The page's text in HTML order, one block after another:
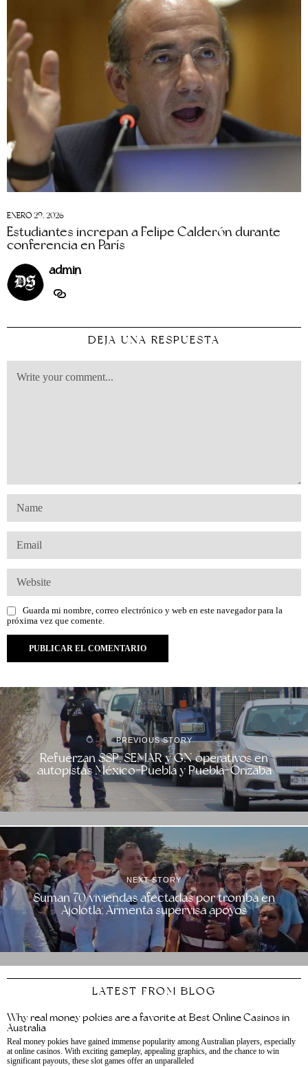
ENERO 29, 2026
Estudiantes increpan a Felipe Calderón durante
conferencia en París
admin
DEJA UNA RESPUESTA
Guarda mi nombre, correo electrónico y web en este navegador para la
próxima vez que comente.
PREVIOUS STORY
Refuerzan SSP, SEMAR y GN operativos en
autopistas México-Puebla y Puebla-Orizaba
NEXT STORY
Suman 70 viviendas afectadas por tromba en
Ajolotla; Armenta supervisa apoyos
LATEST FROM BLOG
Why real money pokies are a favorite at Best Online Casinos in
Australia
Real money pokies have gained immense popularity among Australian players, especially
at online casinos. With exciting gameplay, appealing graphics, and the chance to win
significant payouts, these slot games offer an unparalleled